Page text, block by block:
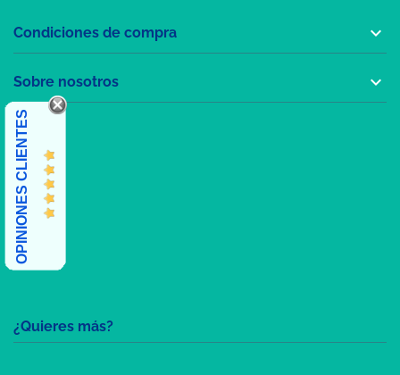
¿Quieres más?
Condiciones de compra 
Sobre nosotros 
OPINIONES CLIENTES